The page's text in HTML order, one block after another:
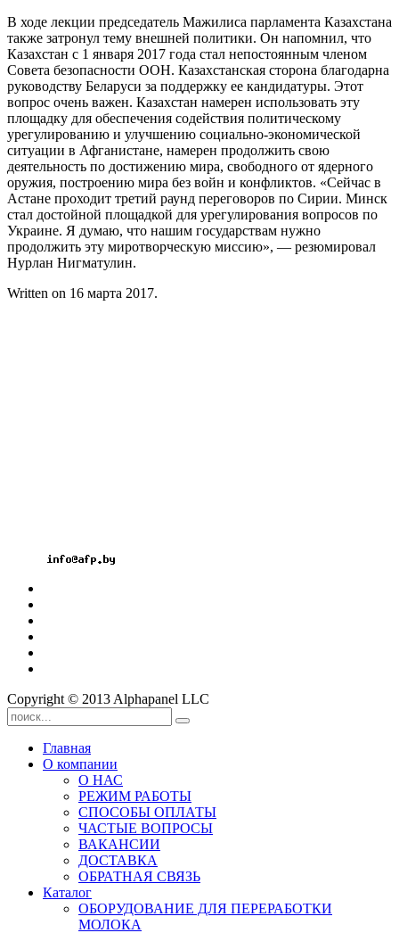
В ходе лекции председатель Мажилиса парламента Казахстана
также затронул тему внешней политики. Он напомнил, что
Казахстан с 1 января 2017 года стал непостоянным членом
Совета безопасности ООН. Казахстанская сторона благодарна
руководству Беларуси за поддержку ее кандидатуры. Этот
вопрос очень важен. Казахстан намерен использовать эту
площадку для обеспечения содействия политическому
урегулированию и улучшению социально-экономической
ситуации в Афганистане, намерен продолжить свою
деятельность по достижению мира, свободного от ядерного
оружия, построению мира без войн и конфликтов. «Сейчас в
Астане проходит третий раунд переговоров по Сирии. Минск
стал достойной площадкой для урегулирования вопросов по
Украине. Я думаю, что нашим государствам нужно
продолжить эту миротворческую миссию», — резюмировал
Нурлан Нигматулин.
Written on 16 марта 2017.
Copyright © 2013 Alphapanel LLC
Главная
О компании
О НАС
РЕЖИМ РАБОТЫ
СПОСОБЫ ОПЛАТЫ
ЧАСТЫЕ ВОПРОСЫ
ВАКАНСИИ
ДОСТАВКА
ОБРАТНАЯ СВЯЗЬ
Каталог
ОБОРУДОВАНИЕ ДЛЯ ПЕРЕРАБОТКИ
МОЛОКА